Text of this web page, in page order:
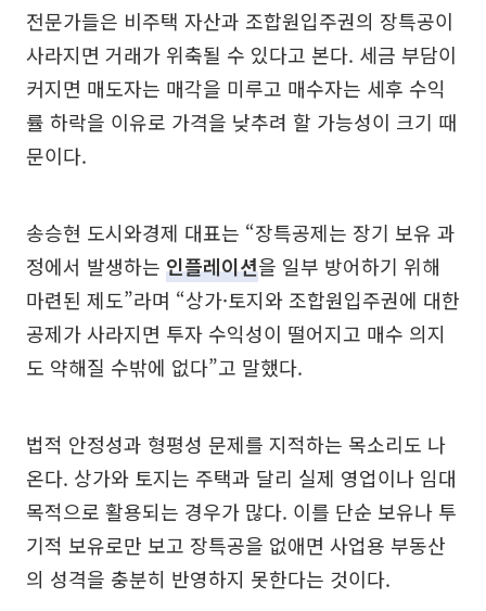
전문가들은 비주택 자산과 조합원입주권의 장특공이
사라지면 거래가 위축될 수 있다고 본다. 세금 부담이
커지면 매도자는 매각을 미루고 매수자는 세후 수익
률 하락을 이유로 가격을 낮추려 할 가능성이 크기 때
문이다.
송승현 도시와경제 대표는 “장특공제는 장기 보유 과
정에서 발생하는 인플레이션을 일부 방어하기 위해
마련된 제도”라며 “상가·토지와 조합원입주권에 대한
공제가 사라지면 투자 수익성이 떨어지고 매수 의지
도 약해질 수밖에 없다”고 말했다.
법적 안정성과 형평성 문제를 지적하는 목소리도 나
온다. 상가와 토지는 주택과 달리 실제 영업이나 임대
목적으로 활용되는 경우가 많다. 이를 단순 보유나 투
기적 보유로만 보고 장특공을 없애면 사업용 부동산
의 성격을 충분히 반영하지 못한다는 것이다.